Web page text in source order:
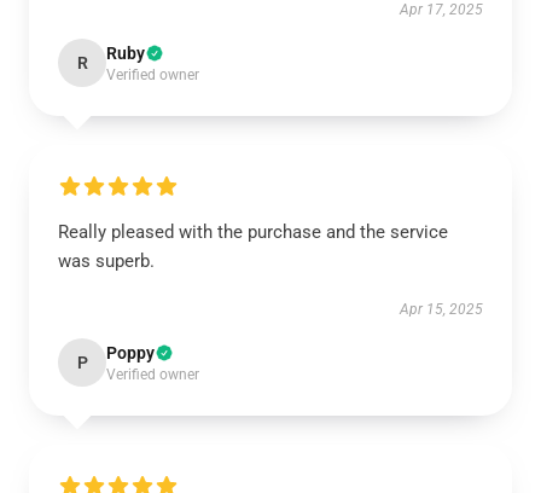
Apr 17, 2025
R Ruby
Verified owner
Really pleased with the purchase and the service
was superb.
Apr 15, 2025
P Poppy
Verified owner